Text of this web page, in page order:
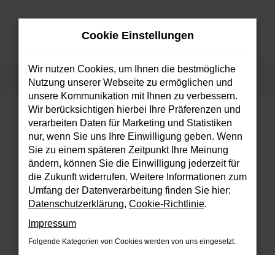
Zum
Startseite Fahrzeugsuche
FEHLER: NETWORK ERROR
Beim Laden ist ein Fehler aufgetreten.
Hier sind ein paar Tipps, die dir helfen können:
Überprüfe deine Firewall und deine
Internetverbindung.
Laden andere Webseiten, zum Beispiel
deine Suchmaschine?
Cookie Einstellungen
Wir nutzen Cookies, um Ihnen die bestmögliche
Nutzung unserer Webseite zu ermöglichen und
unsere Kommunikation mit Ihnen zu verbessern.
Wir berücksichtigen hierbei Ihre Präferenzen und
verarbeiten Daten für Marketing und Statistiken
nur, wenn Sie uns Ihre Einwilligung geben. Wenn
Sie zu einem späteren Zeitpunkt Ihre Meinung
ändern, können Sie die Einwilligung jederzeit für
die Zukunft widerrufen. Weitere Informationen zum
Umfang der Datenverarbeitung finden Sie hier:
Datenschutzerklärung, Cookie-Richtlinie.
Impressum
Folgende Kategorien von Cookies werden von uns eingesetzt: